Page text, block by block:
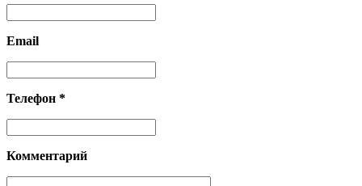
Email
Телефон *
Комментарий